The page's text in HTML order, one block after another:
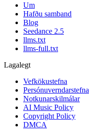
Um
Hafðu samband
Blog
Seedance 2.5
llms.txt
llms-full.txt
Lagalegt
Vefkökustefna
Persónuverndarstefna
Notkunarskilmálar
AI Music Policy
Copyright Policy
DMCA